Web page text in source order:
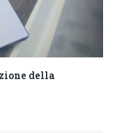
della